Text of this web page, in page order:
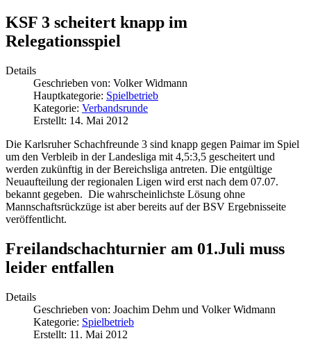
KSF 3 scheitert knapp im
Relegationsspiel
Details
Geschrieben von: Volker Widmann
Hauptkategorie: Spielbetrieb
Kategorie: Verbandsrunde
Erstellt: 14. Mai 2012
Die Karlsruher Schachfreunde 3 sind knapp gegen Paimar im Spiel
um den Verbleib in der Landesliga mit 4,5:3,5 gescheitert und
werden zukünftig in der Bereichsliga antreten. Die entgültige
Neuaufteilung der regionalen Ligen wird erst nach dem 07.07.
bekannt gegeben. Die wahrscheinlichste Lösung ohne
Mannschaftsrückzüge ist aber bereits auf der BSV Ergebnisseite
veröffentlicht.
Freilandschachturnier am 01.Juli muss
leider entfallen
Details
Geschrieben von: Joachim Dehm und Volker Widmann
Kategorie: Spielbetrieb
Erstellt: 11. Mai 2012